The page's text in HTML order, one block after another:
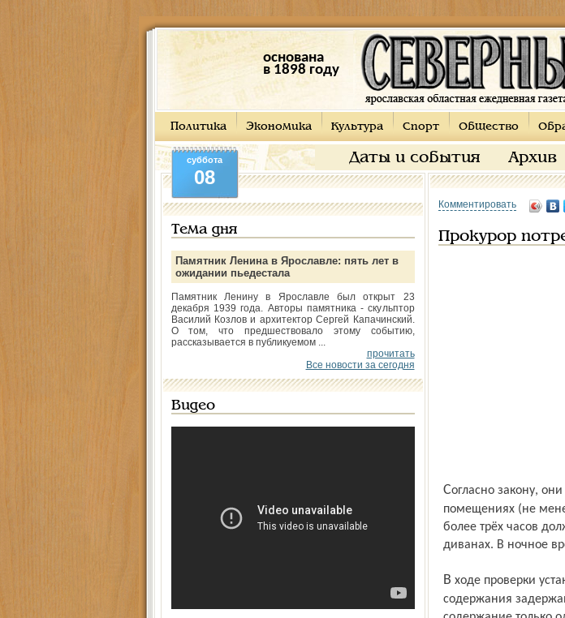
основана
в 1898 году
Политика Экономика Культура Спорт Общество
Даты и события Архив
суббота
08
Тема дня
Памятник Ленина в Ярославле: пять лет в
ожидании пьедестала
Памятник Ленину в Ярославле был открыт 23
декабря 1939 года. Авторы памятника - скульптор
Василий Козлов и архитектор Сергей Капачинский.
О том, что предшествовало этому событию,
рассказывается в публикуемом ...
прочитать
Все новости за сегодня
Видео
Комментировать
Прокурор
Согласно закону, они должны содержаться в специально отведённых для этого
помещениях (не
более трёх часов
диванах. В ночное
В ходе проверки установлено, что в Гаврилов-Ямском ОМВД имеется помещение для
содержания